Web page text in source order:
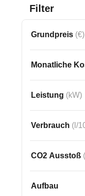
Filter
Grundpreis (€)
Monatliche
Leistung (kW)
Verbrauch (l/
CO2 Ausstoß
Aufbau